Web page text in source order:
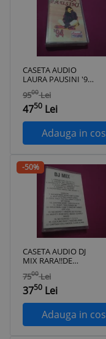
CASETA AUDIO
LAURA PAUSINI '94
RARA!! ORIGINALA
9500 Lei
4750 Lei
Adauga in cos
-50%
CASETA AUDIO DJ
MIX RARA!!DE
TARABA
7500 Lei
3750 Lei
Adauga in cos